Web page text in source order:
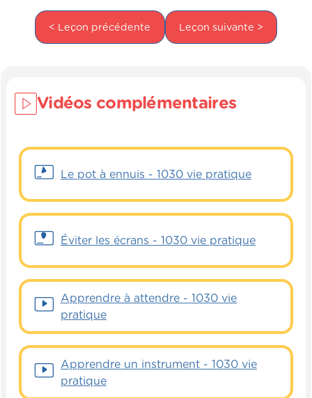
< Leçon précédente Leçon suivante >
Vidéos complémentaires
Le pot à ennuis - 1030 vie pratique
Éviter les écrans - 1030 vie pratique
Apprendre à attendre - 1030 vie
pratique
Apprendre un instrument - 1030 vie
pratique